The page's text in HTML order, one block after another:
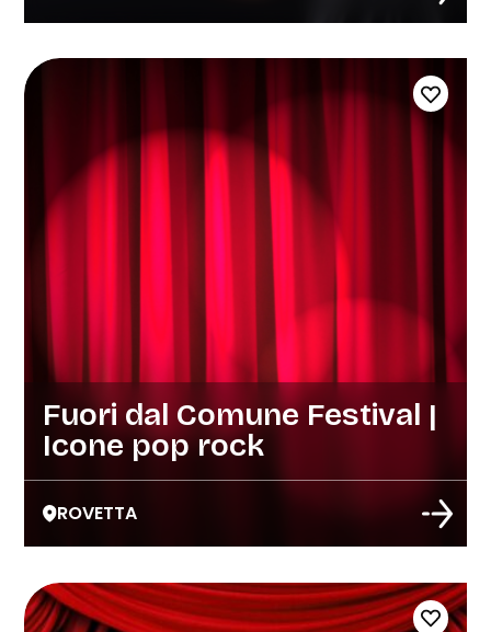
Fuori dal Comune Festival |
Icone pop rock
ROVETTA